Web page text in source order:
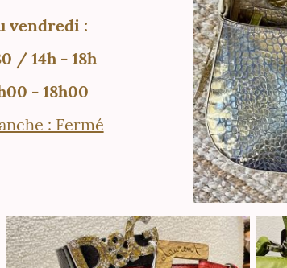
vendredi :
/ 14h - 18h
- 18h00
: Fermé